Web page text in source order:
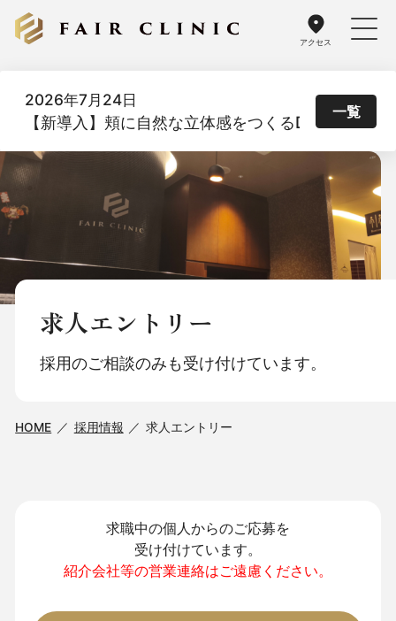
アクセス
2026年7月24日
【新導入】頬に自然な立体感をつくるDoothスレ
一覧
求人エントリー
採用のご相談のみも受け付けています。
HOME 採用情報 求人エントリー
求職中の個人からのご応募を
受け付けています。
紹介会社等の営業連絡はご遠慮ください。